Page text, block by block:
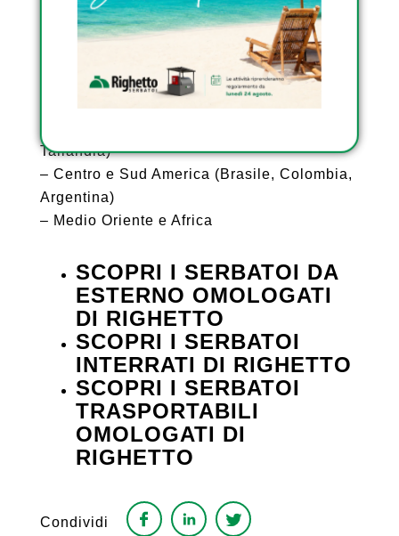
Mercato del biodiesel – Prospettive
– Nord America (Stati Uniti)
Tailandia)
– Centro e Sud America (Brasile, Colombia,
Argentina)
– Medio Oriente e Africa
SCOPRI I SERBATOI DA
ESTERNO OMOLOGATI
DI RIGHETTO
SCOPRI I SERBATOI
INTERRATI DI RIGHETTO
SCOPRI I SERBATOI
TRASPORTABILI
OMOLOGATI DI
RIGHETTO
Condividi